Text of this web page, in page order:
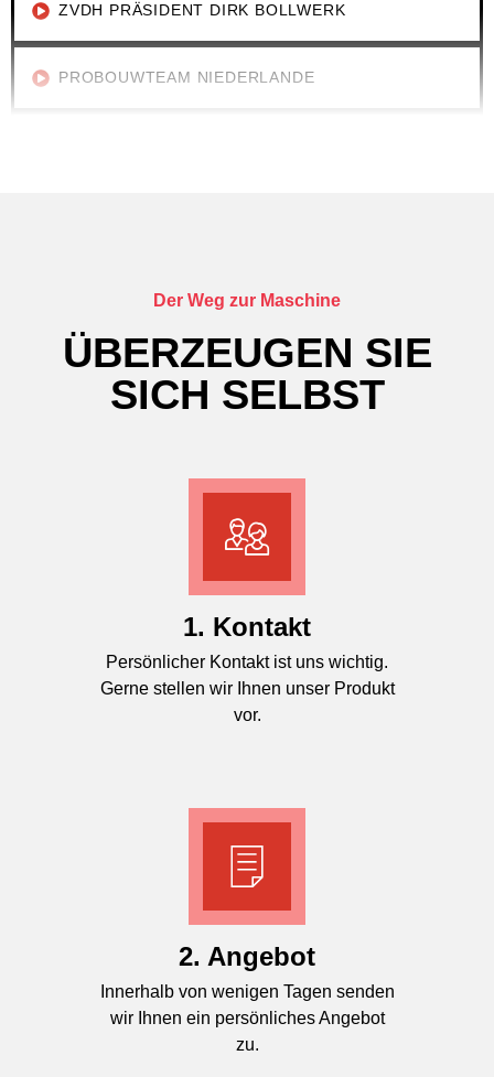
ZVDH PRÄSIDENT DIRK BOLLWERK
PROBOUWTEAM NIEDERLANDE
Der Weg zur Maschine
ÜBERZEUGEN SIE
SICH SELBST
1. Kontakt
Persönlicher Kontakt ist uns wichtig.
Gerne stellen wir Ihnen unser Produkt
vor.
2. Angebot
Innerhalb von wenigen Tagen senden
wir Ihnen ein persönliches Angebot
zu.